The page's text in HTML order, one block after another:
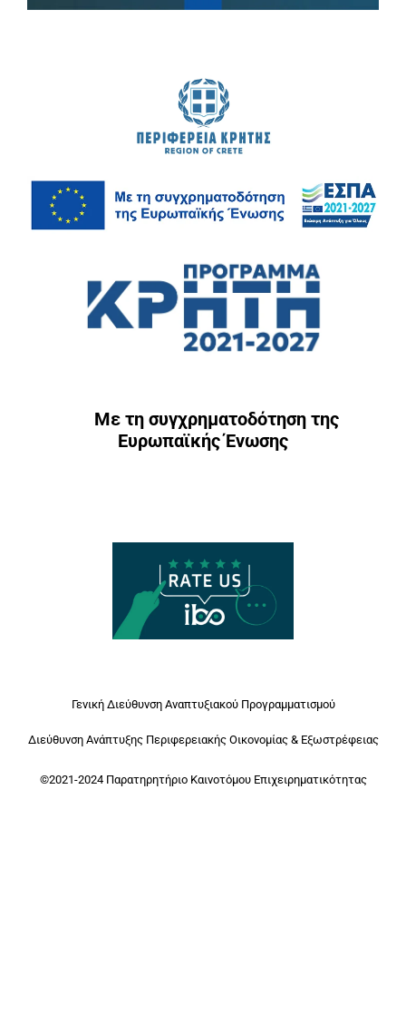
Με τη συγχρηματοδότηση της
Ευρωπαϊκής Ένωσης
Γενική Διεύθυνση Αναπτυξιακού Προγραμματισμού
Διεύθυνση Ανάπτυξης Περιφερειακής Οικονομίας & Εξωστρέφειας
©2021-2024 Παρατηρητήριο Καινοτόμου Επιχειρηματικότητας